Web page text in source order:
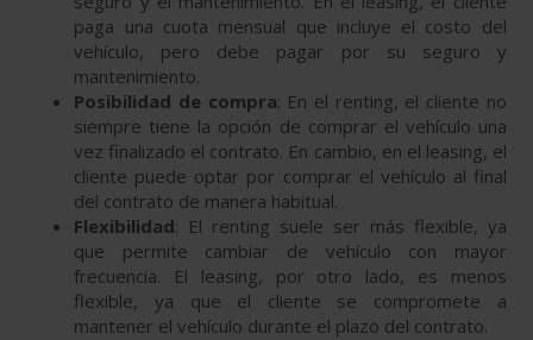
paga una cuota mensual que incluye el costo del
vehículo, pero debe pagar por su seguro y
mantenimiento.
Posibilidad de compra: En el renting, el cliente no
siempre tiene la opción de comprar el vehículo una
vez finalizado el contrato. En cambio, en el leasing, el
cliente puede optar por comprar el vehículo al final
del contrato de manera habitual.
Flexibilidad: El renting suele ser más flexible, ya
que permite cambiar de vehículo con mayor
frecuencia. El leasing, por otro lado, es menos
flexible, ya que el cliente se compromete a
mantener el vehículo durante el plazo del contrato.